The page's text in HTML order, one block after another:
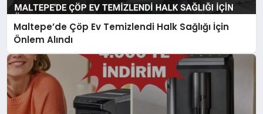
Maltepe’de Çöp Ev Temizlendi Halk Sağlığı İçin
Önlem Alındı